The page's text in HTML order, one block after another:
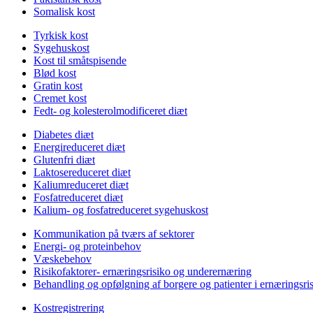
Somalisk kost
Tyrkisk kost
Sygehuskost
Kost til småtspisende
Blød kost
Gratin kost
Cremet kost
Fedt- og kolesterolmodificeret diæt
Diabetes diæt
Energireduceret diæt
Glutenfri diæt
Laktosereduceret diæt
Kaliumreduceret diæt
Fosfatreduceret diæt
Kalium- og fosfatreduceret sygehuskost
Kommunikation på tværs af sektorer
Energi- og proteinbehov
Væskebehov
Risikofaktorer- ernæringsrisiko og underernæring
Behandling og opfølgning af borgere og patienter i
Kostregistrering